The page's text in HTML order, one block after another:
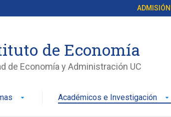
ADMISIÓN
de Economía
de Economía y Administración UC
arrow_drop_down Académicos e Investigación arrow_drop_down